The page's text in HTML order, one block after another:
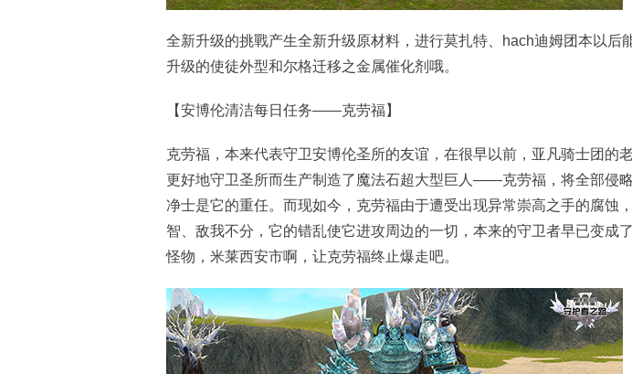
全新升级的挑戰产生全新升级原材料，进行莫扎特、hach迪姆团本以后
升级的使徒外型和尔格迁移之金属催化剂哦。
【安博伦清洁每日任务——克劳福】
克劳福，本来代表守卫安博伦圣所的友谊，在很早以前，亚凡骑士团的
更好地守卫圣所而生产制造了魔法石超大型巨人——克劳福，将全部侵
净士是它的重任。而现如今，克劳福由于遭受出现异常崇高之手的腐蚀
智、敌我不分，它的错乱使它进攻周边的一切，本来的守卫者早已变成
怪物，米莱西安市啊，让克劳福终止爆走吧。